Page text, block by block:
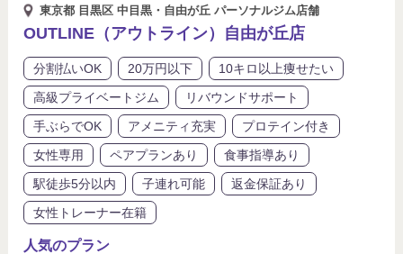
東京都 目黒区 中目黒・自由が丘 パーソナルジム店舗
OUTLINE（アウトライン）自由が丘店
分割払いOK 20万円以下
10キロ以上痩せたい
高級プライベートジム
リバウンドサポート
手ぶらでOK
アメニティ充実
プロテイン付き
女性専用
ペアプランあり
食事指導あり
駅徒歩5分以内
子連れ可能
返金保証あり
女性トレーナー在籍
人気のプラン